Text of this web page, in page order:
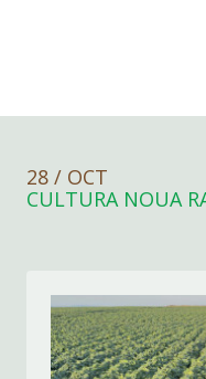
28 / OCT
CULTURA NOUA